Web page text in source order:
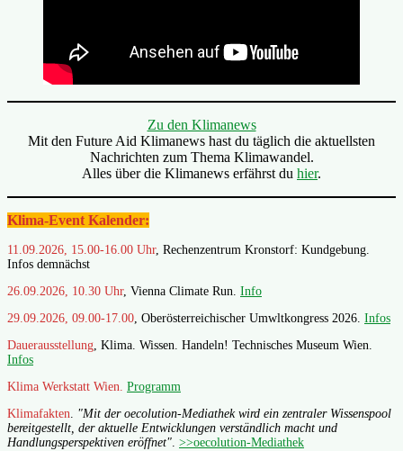
Zu den Klimanews
Mit den Future Aid Klimanews hast du täglich die aktuellsten
Nachrichten zum Thema Klimawandel.
Alles über die Klimanews erfährst du hier.
Klima-Event Kalender:
11.09.2026, 15.00-16.00 Uhr, Rechenzentrum Kronstorf: Kundgebung.
Infos demnächst
26.09.2026, 10.30 Uhr, Vienna Climate Run. Info
29.09.2026, 09.00-17.00, Oberösterreichischer Umwltkongress 2026. Infos
Dauerausstellung, Klima. Wissen. Handeln! Technisches Museum Wien.
Infos
Klima Werkstatt Wien. Programm
Klimafakten. "Mit der oecolution-Mediathek wird ein zentraler Wissenspool
bereitgestellt, der aktuelle Entwicklungen verständlich macht und
Handlungsperspektiven eröffnet". >>oecolution-Mediathek